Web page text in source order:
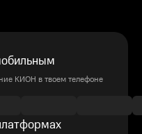
КИОН в твоем телефоне